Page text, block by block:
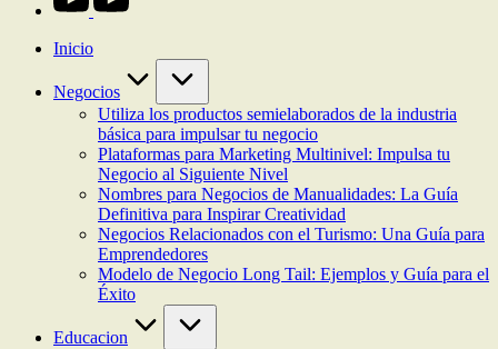
Inicio
Negocios
Utiliza los productos semielaborados de la industria
básica para impulsar tu negocio
Plataformas para Marketing Multinivel: Impulsa tu
Negocio al Siguiente Nivel
Nombres para Negocios de Manualidades: La Guía
Definitiva para Inspirar Creatividad
Negocios Relacionados con el Turismo: Una Guía para
Emprendedores
Modelo de Negocio Long Tail: Ejemplos y Guía para el
Éxito
Educacion